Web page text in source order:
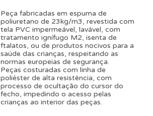
Peça fabricadas em espuma de
poliuretano de 23kg/m3, revestida com
tela PVC impermeável, lavável, com
tratamento ignífugo M2, isenta de
ftalatos, ou de produtos nocivos para a
saúde das crianças, respeitando as
normas europeias de segurança.
Peças costuradas com linha de
poliéster de alta resistência, com
processo de ocultação do cursor do
fecho, impedindo o acesso pelas
crianças ao interior das peças.